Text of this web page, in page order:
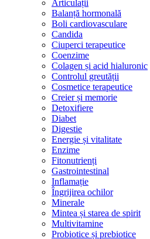
Articulații
Balanță hormonală
Boli cardiovasculare
Candida
Ciuperci terapeutice
Coenzime
Colagen și acid hialuronic
Controlul greutății
Cosmetice terapeutice
Creier și memorie
Detoxifiere
Diabet
Digestie
Energie și vitalitate
Enzime
Fitonutrienți
Gastrointestinal
Inflamație
Îngrijirea ochilor
Minerale
Mintea și starea de spirit
Multivitamine
Probiotice și prebiotice